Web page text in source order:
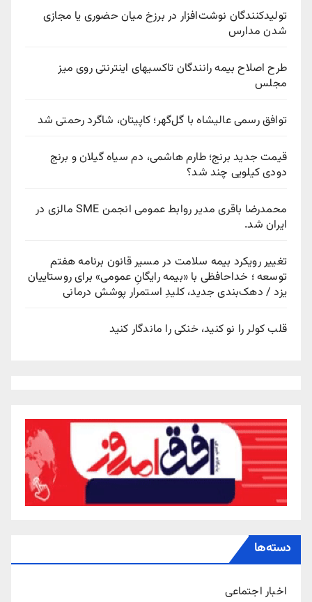
تولیدکنندگان نوشت‌افزار در برزخ میان حضوری یا مجازی
شدن مدارس
طرح اصلاح بیمه رانندگان تاکسیهای اینترنتی روی میز
مجلس
توافق رسمی عالیشاه با گل‌گهر؛ کاپیتان، شاگرد رحمتی شد
قیمت جدید برنج؛ طارم هاشمی، دم سیاه گیلان و برنج
دودی کیلویی چند شد؟
محمدرضا باقری مدیر روابط عمومی انجمن SME مالزی در
ایران شد.
تغییر رویکرد بیمه سلامت در مسیر قانون برنامه هفتم
توسعه ؛ خداحافظی با «بیمه رایگانِ عمومی» برای روستاییان
یزد / دهک‌بندی جدید، کلیدِ استمرار پوشش درمانی
قلب کولر را نو کنید، خنکی را ماندگار کنید
دسته‌ها
اخبار اجتماعی